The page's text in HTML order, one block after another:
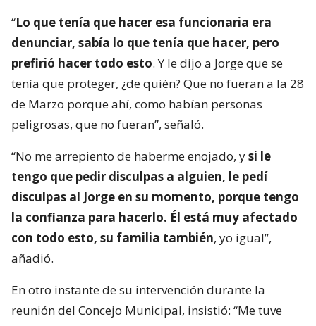
“Lo que tenía que hacer esa funcionaria era
denunciar, sabía lo que tenía que hacer, pero
prefirió hacer todo esto. Y le dijo a Jorge que se
tenía que proteger, ¿de quién? Que no fueran a la 28
de Marzo porque ahí, como habían personas
peligrosas, que no fueran”, señaló.
“No me arrepiento de haberme enojado, ysi le
tengo que pedir disculpas a alguien, le pedí
disculpas al Jorge en su momento, porque tengo
la confianza para hacerlo. Él está muy afectado
con todo esto, su familia también, yo igual”,
añadió.
En otro instante de su intervención durante la
reunión del Concejo Municipal, insistió: “Me tuve